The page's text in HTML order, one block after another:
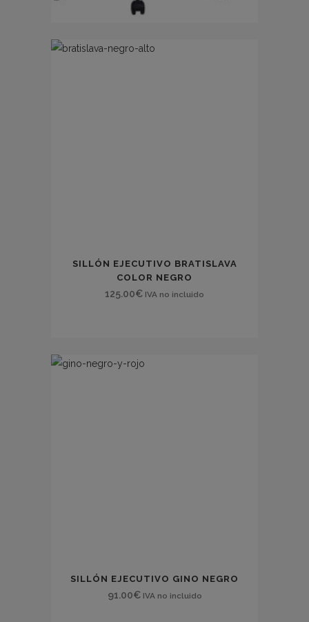
SILLÓN EJECUTIVO BRATISLAVA
COLOR NEGRO
125.00€ IVA no incluido
SILLÓN EJECUTIVO GINO NEGRO
91.00€ IVA no incluido